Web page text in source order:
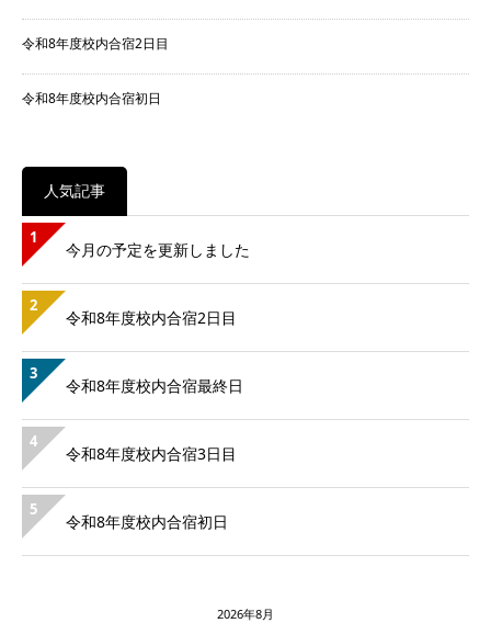
令和8年度校内合宿2日目
令和8年度校内合宿初日
人気記事
1
今月の予定を更新しました
2
令和8年度校内合宿2日目
3
令和8年度校内合宿最終日
4
令和8年度校内合宿3日目
5
令和8年度校内合宿初日
2026年8月